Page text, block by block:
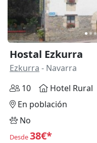
Hostal Ezkurra
Ezkurra - Navarra
10
Hotel Rural
En población
No
Desde38€*